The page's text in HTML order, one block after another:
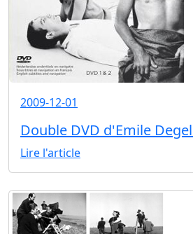
2009-12-01
Double DVD d'Emile
Lire l'article